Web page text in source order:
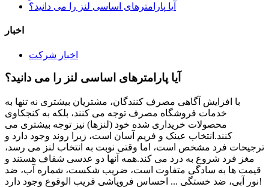
آیا پارامترهای اساسی لنز را می دانید؟
اخبار
اخبار شرکت
آیا پارامترهای اساسی لنز را می دانید؟
با افزایش آگاهی مصرف کنندگان، مشتریان بیشتری نه تنها به
خدمات فروشگاه مصرف توجه می کنند، بلکه به کنجکاوی
محصولات خریداری شده خود (لنزها) نیز توجه بیشتری می
کنند.انتخاب عینک و فریم آسان است، زیرا روند وجود دارد و
ترجیحات فرد مشخص است، اما وقتی نوبت به انتخاب لنز می رسد،
مغز فرد شروع به درد می کند.همه آنها دو عدسی شفاف هستند و
قیمت ها به سادگی متفاوت است، ضریب شکست، شماره آب، ضد
نور آبی، ضد خستگی ... احساس فروپاشی قریب الوقوع وجود دارد!